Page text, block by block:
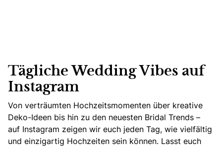
Tägliche Wedding Vibes auf
Instagram
Von verträumten Hochzeitsmomenten über kreative
Deko-Ideen bis hin zu den neuesten Bridal Trends –
auf Instagram zeigen wir euch jeden Tag, wie vielfältig
und einzigartig Hochzeiten sein können. Lasst euch